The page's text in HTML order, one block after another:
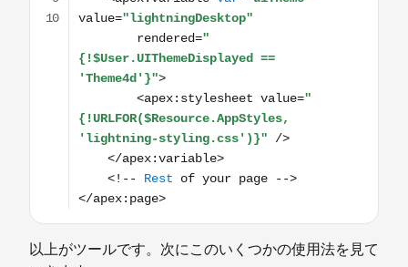
以上がツールです。次にこのいくつかの使用法を見て